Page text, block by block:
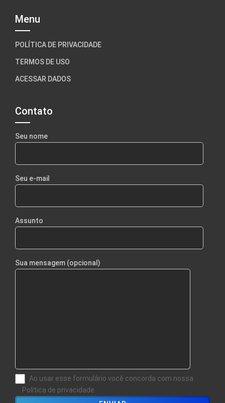
Menu
POLÍTICA DE PRIVACIDADE
TERMOS DE USO
ACESSAR DADOS
Contato
Seu nome
Seu e-mail
Assunto
Sua mensagem (opcional)
Ao usar esse formulário você concorda com nossa
Política de privacidade.